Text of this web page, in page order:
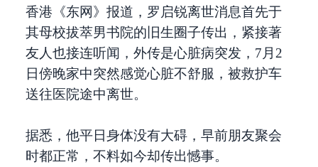
香港《东网》报道，罗启锐离世消息首先于
其母校拔萃男书院的旧生圈子传出，紧接著
友人也接连听闻，外传是心脏病突发，7月2
日傍晚家中突然感觉心脏不舒服，被救护车
送往医院途中离世。
据悉，他平日身体没有大碍，早前朋友聚会
时都正常，不料如今却传出憾事。